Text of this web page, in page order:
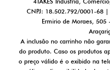
CNPJ: 18.502.792/0001-68 |
Ermirio de Moraes, 505
A inclusão no carrinho não
do produto. Caso os produtos
o preço válido é o exibido na